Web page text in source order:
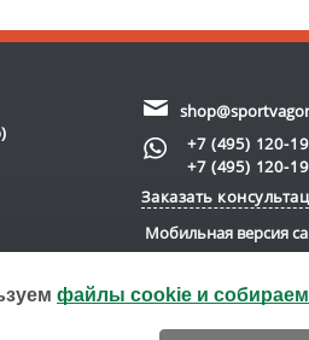
+7 (495) 120-
+7 (495) 120-
Заказать
Мобильная версия
файлы cookie и собираем